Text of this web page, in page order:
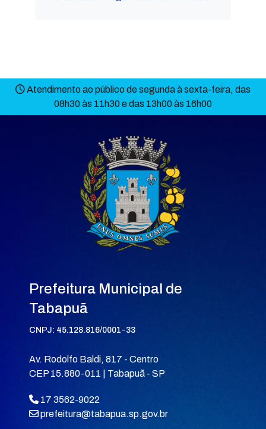
Atendimento ao público de segunda à sexta-feira, das
08h30 às 11h30 e das 13h00 às 16h00
Prefeitura Municipal de
Tabapuã
CNPJ: 45.128.816/0001-33
Av. Rodolfo Baldi, 817 - Centro
CEP 15.880-011 | Tabapuã - SP
17 3562-9022
prefeitura@tabapua.sp.gov.br